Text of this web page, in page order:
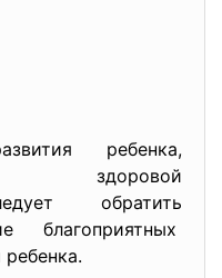
ребенка,
здоровой
обратить
благоприятных